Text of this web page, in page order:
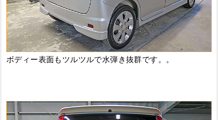
ボディー表面もツルツルで水弾き抜群です。。